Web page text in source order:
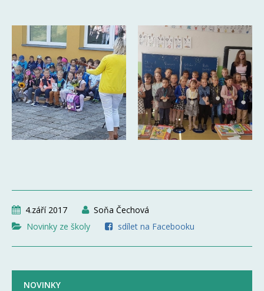
4.září 2017
Soňa Čechová
Novinky ze školy
sdílet na Facebooku
NOVINKY